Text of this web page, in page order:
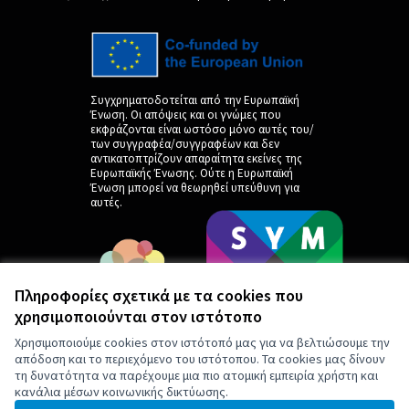
Πληροφορίες σχετικά με τα cookies που
χρησιμοποιούνται στον ιστότοπο
Χρησιμοποιούμε cookies στον ιστότοπό μας για να βελτιώσουμε την
απόδοση και το περιεχόμενο του ιστότοπου. Τα cookies μας δίνουν
τη δυνατότητα να παρέχουμε μια πιο ατομική εμπειρία χρήστη και
κανάλια μέσων κοινωνικής δικτύωσης.
Συγχρηματοδοτείται από την Ευρωπαϊκή
Ένωση. Οι απόψεις και οι γνώμες που
εκφράζονται είναι ωστόσο μόνο αυτές του/
των συγγραφέα/συγγραφέων και δεν
αντικατοπτρίζουν απαραίτητα εκείνες της
Ευρωπαϊκής Ένωσης. Ούτε η Ευρωπαϊκή
Ένωση μπορεί να θεωρηθεί υπεύθυνη για
αυτές.